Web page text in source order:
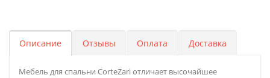
Описание Отзывы Оплата Доставка
Мебель для спальни CorteZari отличает высочайшее